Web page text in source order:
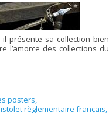
présente sa collection bien
l’amorce des collections du
posters,
règlementaire français,